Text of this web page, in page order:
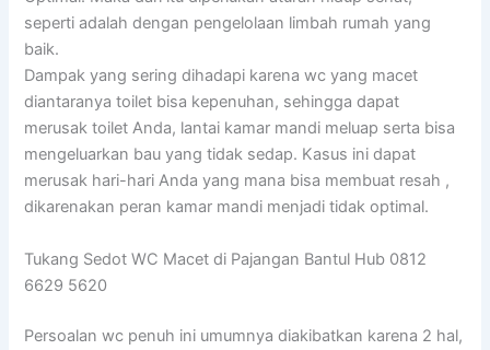
seperti adalah dengan pengelolaan limbah rumah yang
baik.
Dampak yang sering dihadapi karena wc yang macet
diantaranya toilet bisa kepenuhan, sehingga dapat
merusak toilet Anda, lantai kamar mandi meluap serta bisa
mengeluarkan bau yang tidak sedap. Kasus ini dapat
merusak hari-hari Anda yang mana bisa membuat resah ,
dikarenakan peran kamar mandi menjadi tidak optimal.
Tukang Sedot WC Macet di Pajangan Bantul Hub 0812
6629 5620
Persoalan wc penuh ini umumnya diakibatkan karena 2 hal,